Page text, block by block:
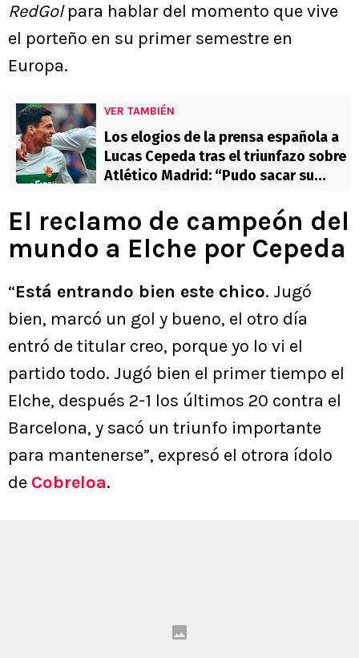
RedGolpara hablar del momento que vive
el porteño en su primer semestre en
Europa.
VER TAMBIÉN
Los elogios de la prensa española a
Lucas Cepeda tras el triunfazo sobre
Atlético Madrid: “Pudo sacar su
El reclamo de campeón del
mundo a Elche por Cepeda
“Está entrando bien este chico. Jugó
bien, marcó un gol y bueno, el otro día
entró de titular creo, porque yo lo vi el
partido todo. Jugó bien el primer tiempo el
Elche, después 2-1 los últimos 20 contra el
Barcelona, y sacó un triunfo importante
para mantenerse”, expresó el otrora ídolo
de Cobreloa.